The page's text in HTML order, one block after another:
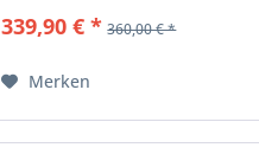
339,90 € * 360,00 € *
Merken